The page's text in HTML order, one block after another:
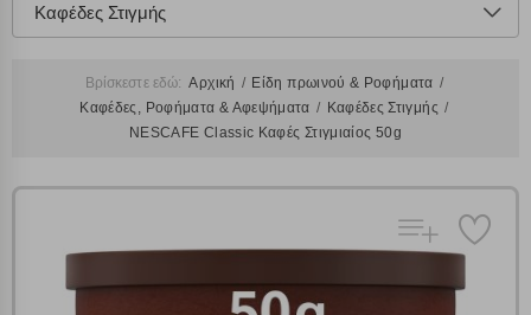
Καφέδες Στιγμής
Βρίσκεστε εδώ: Αρχική
Είδη πρωινού & Ροφήματα
Καφέδες, Ροφήματα & Αφεψήματα
Καφέδες Στιγμής
NESCAFE Classic Καφές Στιγμιαίος 50g